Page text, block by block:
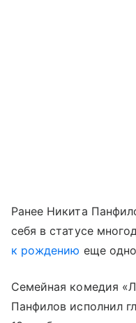
Ранее Никита
себя в статусе
к рождению еще
Семейная комедия
Панфилов исполнил